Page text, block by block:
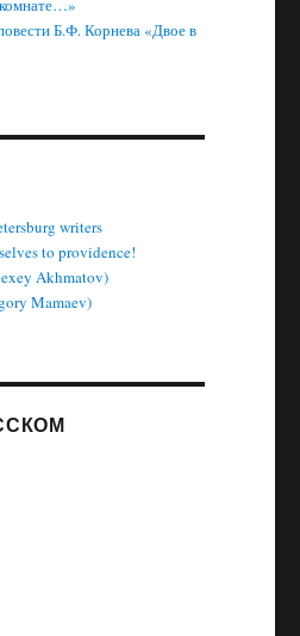
Б.Ф. Корнева «Двое в
writers
to providence!
Akhmatov)
Mamaev)